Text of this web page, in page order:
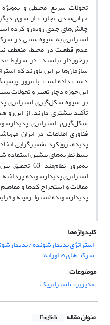
تحولات سریع محیطی و
جهانی‌شدن تجارت از سوی
چالش‌های جدی روبه‌رو کرده
استراتژی به شیوه سنتی در
عدم قطعیت در محیط، منعطف
برخوردار نباشند. در شرایط
سازمان‌ها بر این باورند که
دست داده است. با مرور
این حوزه دچار تغییر و تحولات
بر شیوه شکل‌گیری استراتژی
تأکید بیشتری دارند. از
شکل‌گیری استراتژی
فناوری اطلاعات در ایران
پدیده، رویکرد تفسیرگرایی
بسط نظریه‌های پیشین استفاده
استراتژی پدیدارشونده
مقالات و استخراج کدها و
پدیدارشونده (محتوا، زمینه و
کلیدواژه‌ها
استراتژی پدیدارشونده /
شرکت‌های فناورانه‌
موضوعات
مدیریرت استراتژیک
عنوان مقاله English